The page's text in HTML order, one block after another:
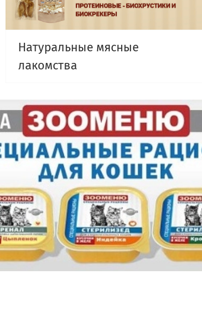
Натуральные мясные
лакомства